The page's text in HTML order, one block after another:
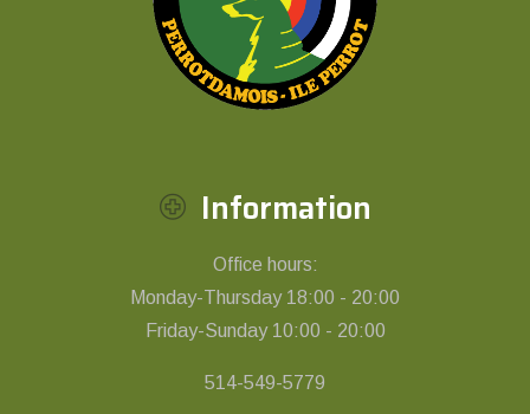
Information
Office hours:
Monday-Thursday 18:00 - 20:00
Friday-Sunday 10:00 - 20:00
514-549-5779